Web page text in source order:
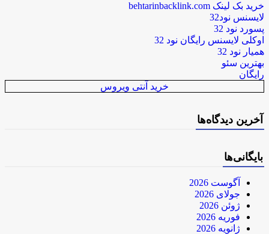
خرید بک لینک behtarinbacklink.com
لایسنس نود32
پسورد نود 32
اوکلی لایسنس رایگان نود 32
همیار نود 32
بهترین سئو
رایگان
خرید آنتی ویروس
آخرین دیدگاه‌ها
بایگانی‌ها
آگوست 2026
جولای 2026
ژوئن 2026
فوریه 2026
ژانویه 2026